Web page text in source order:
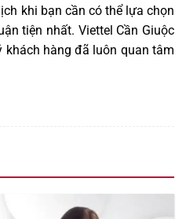
khi bạn cần có thể lựa chọn
tiện nhất. Viettel Cần Giuộc
khách hàng đã luôn quan tâm